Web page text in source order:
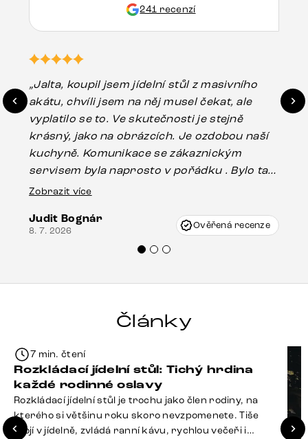
241 recenzí
„Jalta, koupil jsem jídelní stůl z masivního
akátu, chvíli jsem na něj musel čekat, ale
vyplatilo se to. Ve skutečnosti je stejně
krásný, jako na obrázcích. Je ozdobou naší
kuchyně. Komunikace se zákaznickým
servisem byla naprosto v pořádku . Bylo tam
drobné poškození u nohy stolu, které mohlo
Vincze mi velmi korektně vyšli vstříc.
Doporučuji produkty Delife všem.“
Zobrazit více
Judit Bognár
8. 7. 2026 Ověřená recenze
Články
7 min. čtení
Rozkládací jídelní stůl: Tichý hrdina
každé rodinné oslavy
Rozkládací jídelní stůl je trochu jako člen rodiny, na
kterého si většinu roku skoro nevzpomenete. Tiše
stojí v jídelně, zvládá ranní kávu, rychlou večeři i